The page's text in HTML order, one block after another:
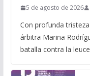
5 de agosto de 2026
Con profunda
árbitra Marina
batalla contra la